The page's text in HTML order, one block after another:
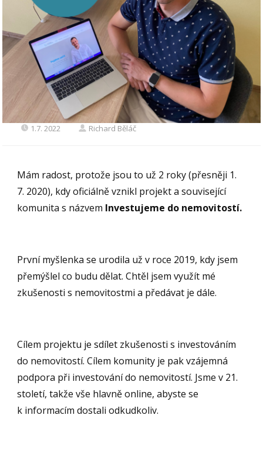
1.7. 2022 Richard Běláč
Mám radost, protože jsou to už 2 roky (přesněji 1.
7. 2020), kdy oficiálně vznikl projekt a související
komunita s názvem Investujeme do nemovitostí.
První myšlenka se urodila už v roce 2019, kdy jsem
přemýšlel co budu dělat. Chtěl jsem využít mé
zkušenosti s nemovitostmi a předávat je dále.
Cílem projektu je sdílet zkušenosti s investováním
do nemovitostí. Cílem komunity je pak vzájemná
podpora při investování do nemovitostí. Jsme v 21.
století, takže vše hlavně online, abyste se
k informacím dostali odkudkoliv.